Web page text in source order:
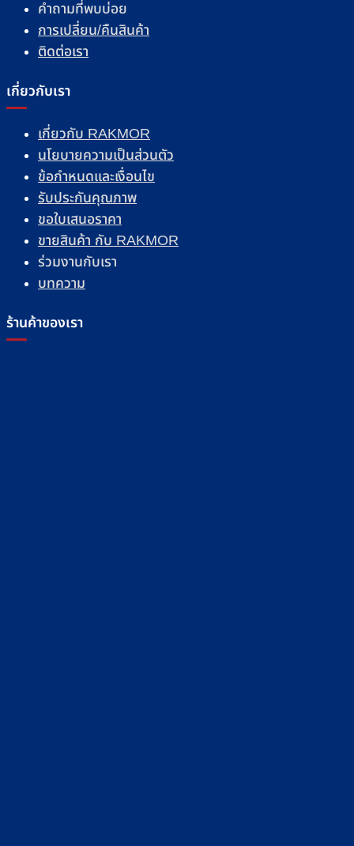
คำถามที่พบบ่อย
การเปลี่ยน/คืนสินค้า
ติดต่อเรา
เกี่ยวกับเรา
เกี่ยวกับ RAKMOR
นโยบายความเป็นส่วนตัว
ข้อกำหนดและเงื่อนไข
รับประกันคุณภาพ
ขอใบเสนอราคา
ขายสินค้า กับ RAKMOR
ร่วมงานกับเรา
บทความ
ร้านค้าของเรา